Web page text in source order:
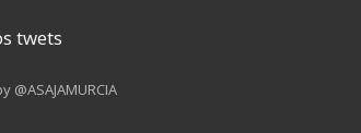
twets
@ASAJAMURCIA